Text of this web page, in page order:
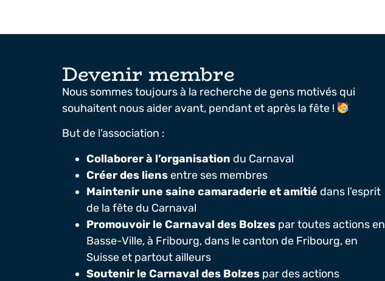
Devenir membre
Nous sommes toujours à la recherche de gens motivés qui
souhaitent nous aider avant, pendant et après la fête !
But de l’association :
Collaborer à l’organisation du Carnaval
Créer des liensentre ses membres
Maintenir une saine camaraderie et amitié dans l’esprit
de la fête du Carnaval
Promouvoir le Carnaval des Bolzes par toutes actions en
Basse-Ville, à Fribourg, dans le canton de Fribourg, en
Suisse et partout ailleurs
Soutenir le Carnaval des Bolzes par des actions